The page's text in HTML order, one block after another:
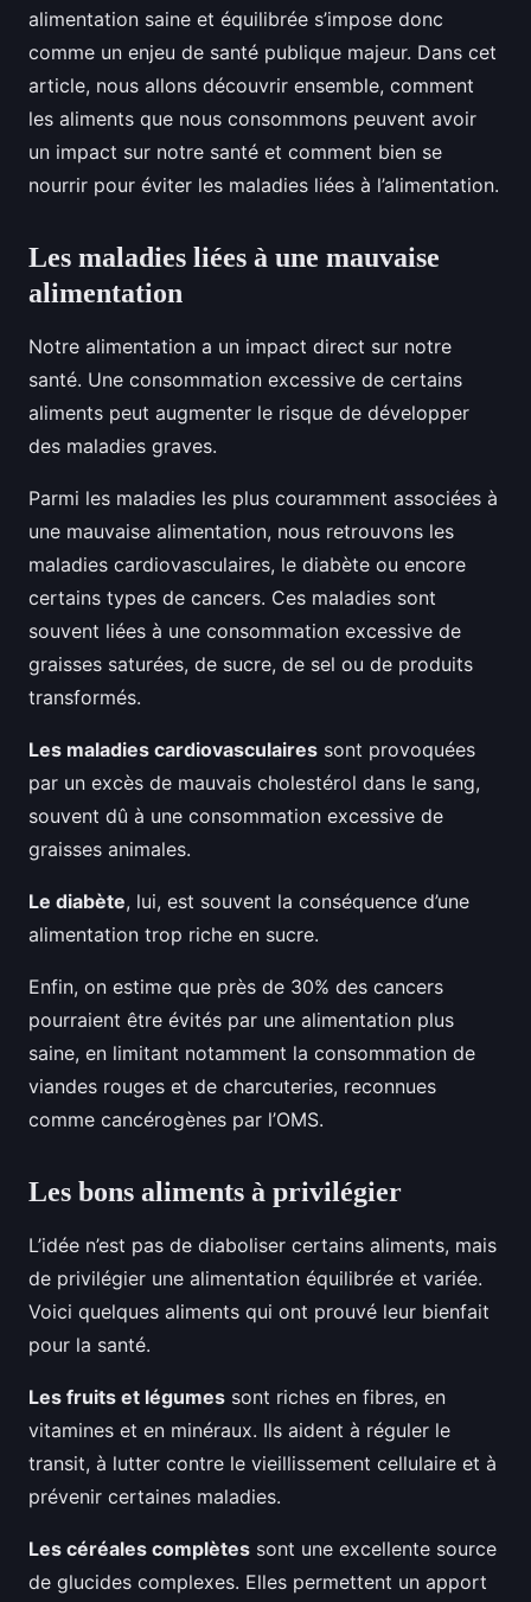
alimentation saine et équilibrée s’impose donc
comme un enjeu de santé publique majeur. Dans cet
article, nous allons découvrir ensemble, comment
les aliments que nous consommons peuvent avoir
un impact sur notre santé et comment bien se
nourrir pour éviter les maladies liées à l’alimentation.
Les maladies liées à une mauvaise
alimentation
Notre alimentation a un impact direct sur notre
santé. Une consommation excessive de certains
aliments peut augmenter le risque de développer
des maladies graves.
Parmi les maladies les plus couramment associées à
une mauvaise alimentation, nous retrouvons les
maladies cardiovasculaires, le diabète ou encore
certains types de cancers. Ces maladies sont
souvent liées à une consommation excessive de
graisses saturées, de sucre, de sel ou de produits
transformés.
Les maladies cardiovasculaires sont provoquées
par un excès de mauvais cholestérol dans le sang,
souvent dû à une consommation excessive de
graisses animales.
Le diabète, lui, est souvent la conséquence d’une
alimentation trop riche en sucre.
Enfin, on estime que près de 30% des cancers
pourraient être évités par une alimentation plus
saine, en limitant notamment la consommation de
viandes rouges et de charcuteries, reconnues
comme cancérogènes par l’OMS.
Les bons aliments à privilégier
L’idée n’est pas de diaboliser certains aliments, mais
de privilégier une alimentation équilibrée et variée.
Voici quelques aliments qui ont prouvé leur bienfait
pour la santé.
Les fruits et légumes sont riches en fibres, en
vitamines et en minéraux. Ils aident à réguler le
transit, à lutter contre le vieillissement cellulaire et à
prévenir certaines maladies.
Les céréales complètes sont une excellente source
de glucides complexes. Elles permettent un apport